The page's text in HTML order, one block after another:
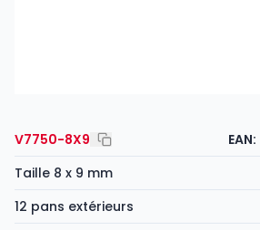
V7750-8X9 EAN:
Taille 8 x 9 mm
12 pans extérieurs